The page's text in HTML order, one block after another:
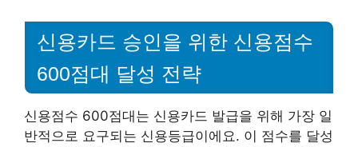
신용카드 승인을 위한 신용점수
600점대 달성 전략
신용점수 600점대는 신용카드 발급을 위해 가장 일
반적으로 요구되는 신용등급이에요. 이 점수를 달성